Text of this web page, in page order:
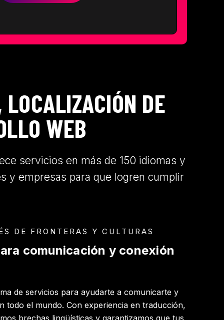
DE
WEB
servicios en más de 150 idiomas y
y empresas para que logren cumplir
DE FRONTERAS Y CULTURAS
comunicación y conexión
de servicios para ayudarte a comunicarte y
todo el mundo. Con experiencia en traducción,
brechas lingüísticas y garantizamos que tus